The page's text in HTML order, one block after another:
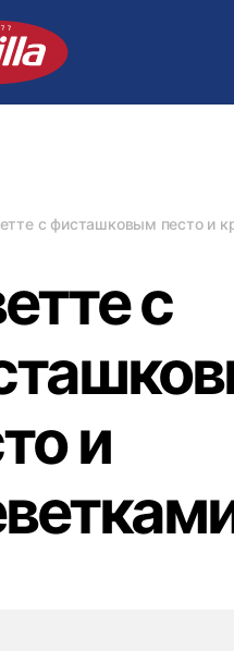
с фисташковым песто и
с
и